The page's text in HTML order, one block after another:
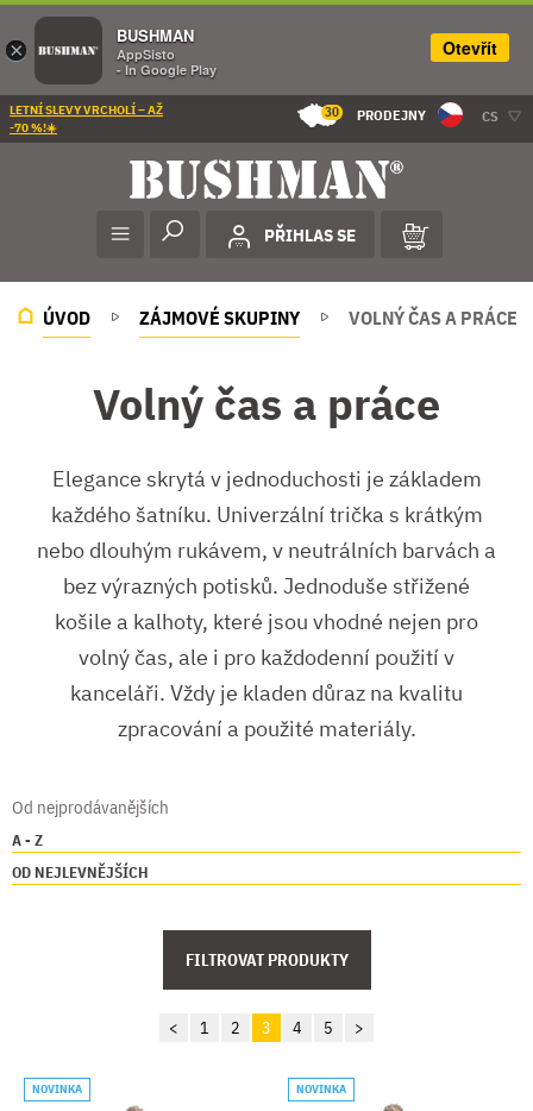
LETNÍ SLEVY VRCHOLÍ – AŽ
-70 %!☀️
30 PRODEJNY CS
PŘIHLAS SE
ÚVOD ZÁJMOVÉ SKUPINY VOLNÝ ČAS A PRÁCE
Volný čas a práce
Elegance skrytá v jednoduchosti je základem
každého šatníku. Univerzální trička s krátkým
nebo dlouhým rukávem, v neutrálních barvách a
bez výrazných potisků. Jednoduše střižené
košile a kalhoty, které jsou vhodné nejen pro
volný čas, ale i pro každodenní použití v
kanceláři. Vždy je kladen důraz na kvalitu
zpracování a použité materiály.
Od nejprodávanějších
A - Z
OD NEJLEVNĚJŠÍCH
FILTROVAT PRODUKTY
< 1 2 3 4 5 >
NOVINKA NOVINKA
×
BUSHMAN
AppSisto
- In Google Play
Otevřít